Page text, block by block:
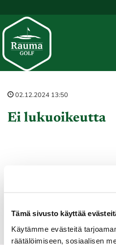
Tämä sivusto käyttää
Käytämme evästeitä
räätälöimiseen, sosiaalisen
02.12.2024 13:50
Ei lukuoikeutta